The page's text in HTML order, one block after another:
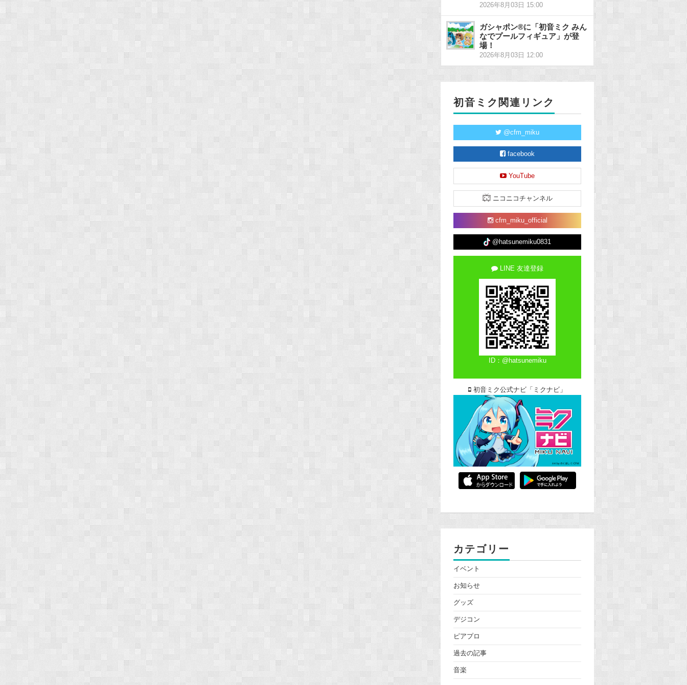
2026年8月03日 15:00
ガシャポン®に「初音ミク みん
なでプールフィギュア」が登
場！
2026年8月03日 12:00
初音ミク関連リンク
@cfm_miku
facebook
YouTube
ニコニコチャンネル
cfm_miku_official
@hatsunemiku0831
LINE 友達登録
ID：@hatsunemiku
初音ミク公式ナビ「ミクナビ」
カテゴリー
イベント
お知らせ
グッズ
デジコン
ピアプロ
過去の記事
音楽